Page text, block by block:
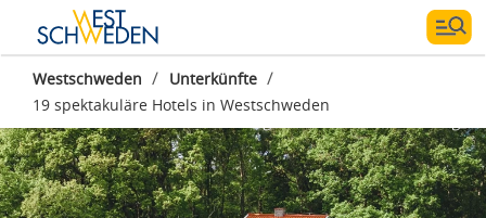
Westschweden / Unterkünfte /
19 spektakuläre Hotels in Westschweden